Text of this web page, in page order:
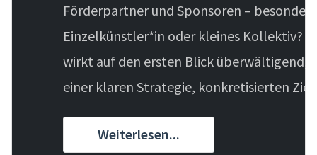
Förderpartner und Sponsoren –
Einzelkünstler*in oder kleines Kollektiv?
wirkt auf den ersten Blick überwältigend,
einer klaren Strategie, konkretisierten
Weiterlesen...